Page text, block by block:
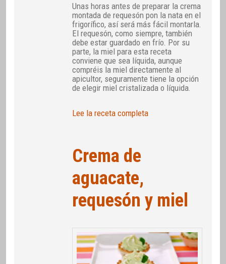
Unas horas antes de preparar la crema
montada de requesón pon la nata en el
frigorífico, así será más fácil montarla.
El requesón, como siempre, también
debe estar guardado en frío. Por su
parte, la miel para esta receta
conviene que sea líquida, aunque
compréis la miel directamente al
apicultor, seguramente tiene la opción
de elegir miel cristalizada o líquida.
Lee la receta completa
Crema de
aguacate,
requesón y miel